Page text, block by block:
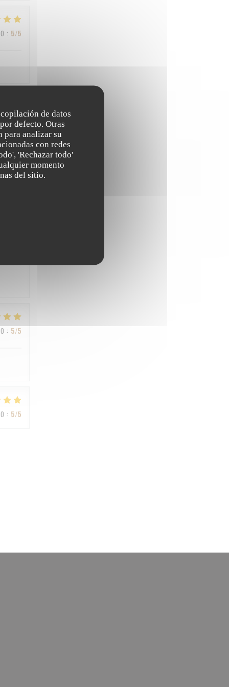
de datos
defecto. Otras
para analizar su
con redes
'Rechazar todo'
momento
del sitio.
: 5/5
: 3/5
: 4/5
: 5/5
: 5/5